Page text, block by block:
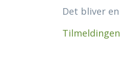
Det bliver